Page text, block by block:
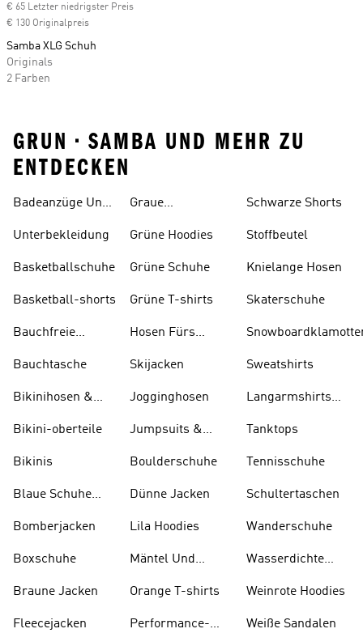
€ 65 Letzter niedrigster Preis
€ 130 Originalpreis
Samba XLG Schuh
Originals
2 Farben
GRUN • SAMBA UND MEHR ZU
ENTDECKEN
Badeanzüge Und
Unterbekleidung
Basketballschuhe
Basketball-shorts
Bauchfreie
Bauchtasche
Bikinihosen &
Bikini-oberteile
Bikinis
Blaue Schuhe
Bomberjacken
Boxschuhe
Braune Jacken
Fleecejacken
Graue
Grüne Hoodies
Grüne Schuhe
Grüne T-shirts
Hosen Fürs
Skijacken
Jogginghosen
Jumpsuits &
Boulderschuhe
Dünne Jacken
Lila Hoodies
Mäntel Und
Orange T-shirts
Performance-
Schwarze Shorts
Stoffbeutel
Knielange Hosen
Skaterschuhe
Sweatshirts
Langarmshirts
Tanktops
Tennisschuhe
Schultertaschen
Wanderschuhe
Wasserdichte
Weinrote Hoodies
W eiße Sandalen